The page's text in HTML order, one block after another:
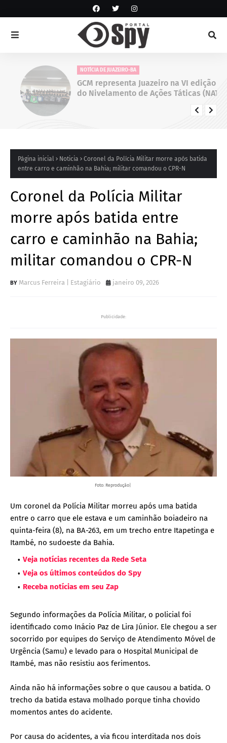
NOTÍCIA DE JUAZEIRO-BA
GCM representa Juazeiro na VI edição
do Nivelamento de Ações Táticas (NAT-
ROMU), em Cabo de Santo Agostinho
Página inicial Noticia
Coronel da Polícia Militar morre após batida
entre carro e caminhão na Bahia; militar comandou o CPR-N
Coronel da Polícia Militar
morre após batida entre
carro e caminhão na Bahia;
militar comandou o CPR-N
Marcus Ferreira | Estagiário janeiro 09, 2026
Publicidade:
Foto: Reprodução|
Um coronel da Polícia Militar morreu após uma batida
entre o carro que ele estava e um caminhão boiadeiro na
quinta-feira (8), na BA-263, em um trecho entre Itapetinga e
Itambé, no sudoeste da Bahia.
Veja notícias recentes da Rede Seta
Veja os últimos conteúdos do Spy
Receba notícias em seu Zap
Segundo informações da Polícia Militar, o policial foi
identificado como Inácio Paz de Lira Júnior. Ele chegou a ser
socorrido por equipes do Serviço de Atendimento Móvel de
Urgência (Samu) e levado para o Hospital Municipal de
Itambé, mas não resistiu aos ferimentos.
Ainda não há informações sobre o que causou a batida. O
trecho da batida estava molhado porque tinha chovido
momentos antes do acidente.
Por causa do acidentes, a via ficou interditada nos dois